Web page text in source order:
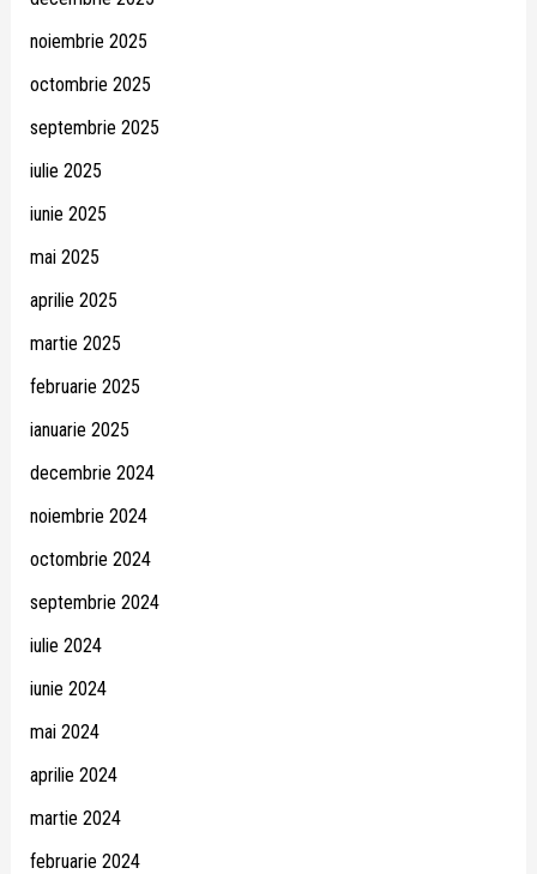
noiembrie 2025
octombrie 2025
septembrie 2025
iulie 2025
iunie 2025
mai 2025
aprilie 2025
martie 2025
februarie 2025
ianuarie 2025
decembrie 2024
noiembrie 2024
octombrie 2024
septembrie 2024
iulie 2024
iunie 2024
mai 2024
aprilie 2024
martie 2024
februarie 2024